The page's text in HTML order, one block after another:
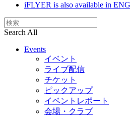
iFLYER is also available in
Search All
Events
イベント
ライブ配信
チケット
ピックアップ
イベントレポート
会場・クラブ